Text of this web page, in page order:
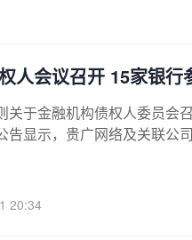
人会议召开 15家银行
关于金融机构债权人委员会
告显示，贵广网络及关联公
量国内信用证及项目贷款等
整存量项目贷款还款安排、
20:34